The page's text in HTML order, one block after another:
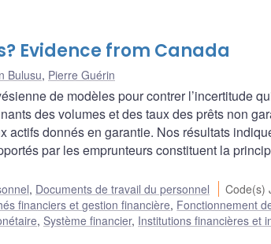
Evidence from Canada
Bulusu, Pierre Guérin
de modèles pour contrer l’incertitude
des volumes et des taux des prêts non
actifs donnés en garantie. Nos résultats
par les emprunteurs constituent la
, Documents de travail du personnel Code(s)
financiers et gestion financière, Fonctionnement
, Système financier, Institutions financières et